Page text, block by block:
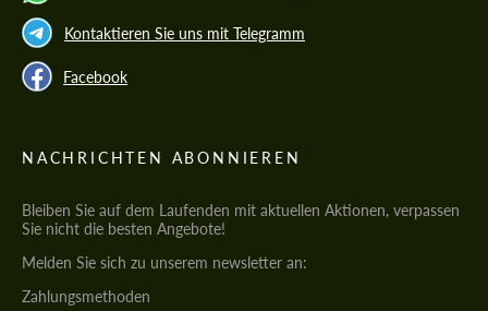
Kontaktieren Sie uns mit Telegramm
Facebook
NACHRICHTEN ABONNIEREN
Bleiben Sie auf dem Laufenden mit aktuellen Aktionen, verpassen
Sie nicht die besten Angebote!
Melden Sie sich zu unserem newsletter an:
Zahlungsmethoden